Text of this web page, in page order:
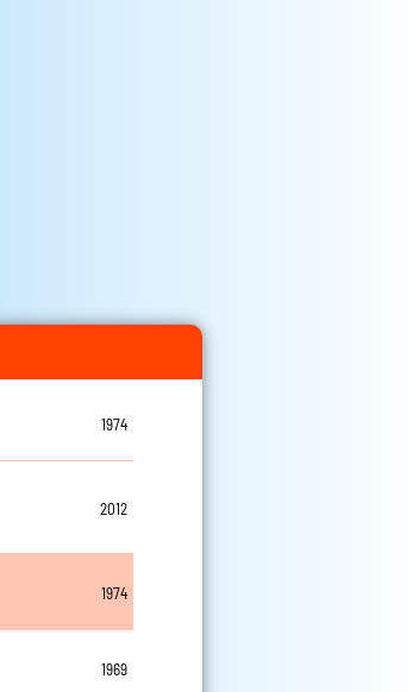
1974
2012
1974
1969